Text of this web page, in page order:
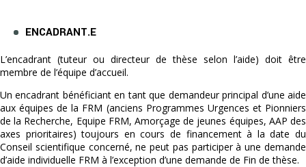
ENCADRANT.E
L’encadrant (tuteur ou directeur de thèse selon l’aide) doit être
membre de l’équipe d’accueil.
Un encadrant bénéficiant en tant que demandeur principal d’une aide
aux équipes de la FRM (anciens Programmes Urgences et Pionniers
de la Recherche, Equipe FRM, Amorçage de jeunes équipes, AAP des
axes prioritaires) toujours en cours de financement à la date du
Conseil scientifique concerné, ne peut pas participer à une demande
d’aide individuelle FRM à l’exception d’une demande de Fin de thèse.